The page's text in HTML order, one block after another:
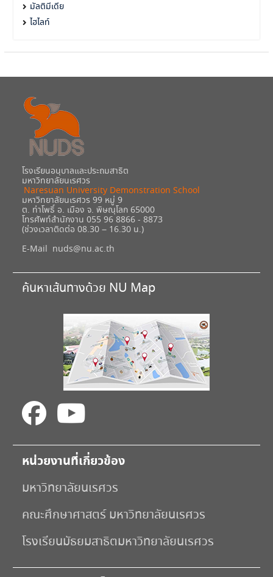
มัลติมีเดีย
ไฮไลท์
โรงเรียนอนุบาลและประถมสาธิต
มหาวิทยาลัยนเรศวร
Naresuan University Demonstration School
มหาวิทยาลัยนเรศวร 99 หมู่ 9
ต. ท่าโพธิ์ อ. เมือง จ. พิษณุโลก 65000
โทรศัพท์สำนักงาน 055 96 8866 - 8873
(ช่วงเวลาติดต่อ 08.30 – 16.30 น.)
E-Mail nuds@nu.ac.th
ค้นหาเส้นทางด้วย NU Map
หน่วยงานที่เกี่ยวข้อง
มหาวิทยาลัยนเรศวร
คณะศึกษาศาสตร์ มหาวิทยาลัยนเรศวร
โรงเรียนมัธยมสาธิตมหาวิทยาลัยนเรศวร